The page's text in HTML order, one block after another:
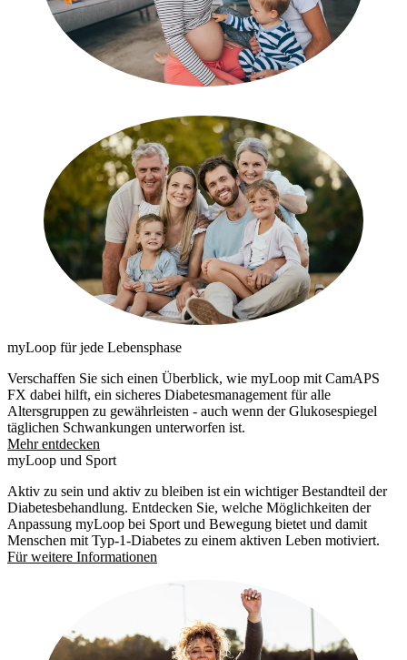
myLoop für jede Lebensphase
Verschaffen Sie sich einen Überblick, wie myLoop mit CamAPS
FX dabei hilft, ein sicheres Diabetesmanagement für alle
Altersgruppen zu gewährleisten - auch wenn der Glukosespiegel
täglichen Schwankungen unterworfen ist.
Mehr entdecken
myLoop und Sport
Aktiv zu sein und aktiv zu bleiben ist ein wichtiger Bestandteil der
Diabetesbehandlung. Entdecken Sie, welche Möglichkeiten der
Anpassung myLoop bei Sport und Bewegung bietet und damit
Menschen mit Typ-1-Diabetes zu einem aktiven Leben motiviert.
Für weitere Informationen